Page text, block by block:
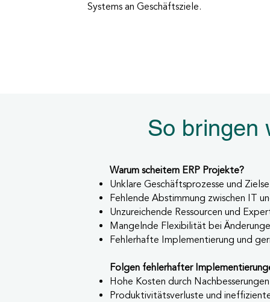
Systems an Geschäftsziele.
So bringen
Warum scheitern ERP Projekte?
Unklare Geschäftsprozesse und
Fehlende Abstimmung zwischen IT
Unzureichende Ressourcen und
Mangelnde Flexibilität bei
Fehlerhafte Implementierung und
Folgen fehlerhafter
Hohe Kosten durch
Produktivitätsverluste und